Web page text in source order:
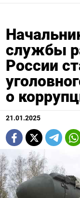
службы
России
о
21.01.2025